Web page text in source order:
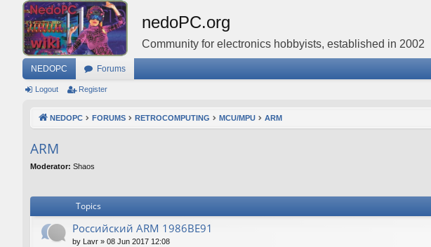
nedoPC.org
Community for electronics hobbyists, established in 2002
NEDOPC Forums
Logout Register
NEDOPC FORUMS RETROCOMPUTING MCU/MPU ARM
ARM
Moderator: Shaos
Topics
Российский ARM 1986ВЕ91
by Lavr » 08 Jun 2017 12:08